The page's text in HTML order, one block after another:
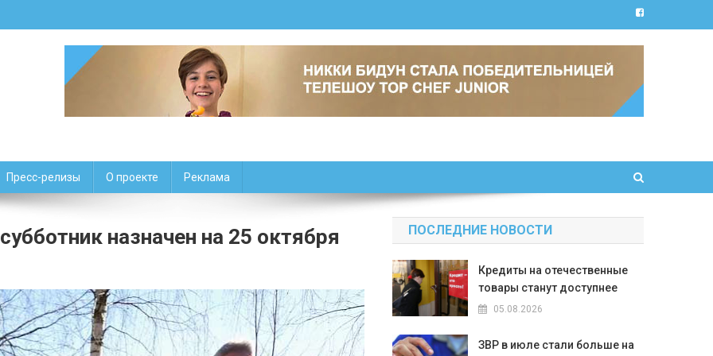
Пресс-релизы О проекте Реклама
назначен на 25 октября ПОСЛЕДНИЕ НОВОСТИ
Кредиты на отечественные
товары станут доступнее
05.08.2026
ЗВР в июле стали больше на